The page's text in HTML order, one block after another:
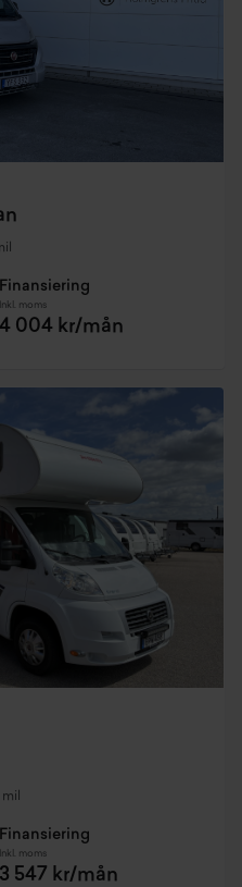
Finansiering
Inkl. moms
4 004 kr/mån
Finansiering
Inkl. moms
3 547 kr/mån